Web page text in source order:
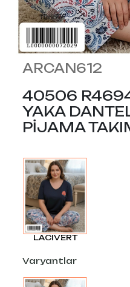
ARCAN612
40506
YAKA
PİJAMA
LACIVERT
Varyantlar